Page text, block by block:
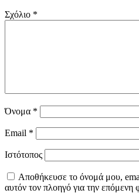
Σχόλιο *
Όνομα *
Email *
Ιστότοπος
Αποθήκευσε το όνομά μου,
αυτόν τον πλοηγό για την